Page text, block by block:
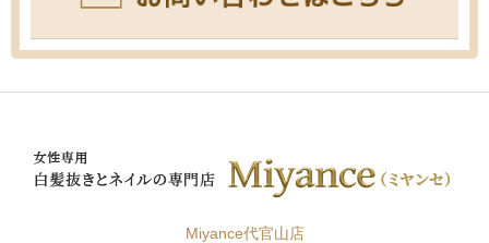
Miyance代官山店